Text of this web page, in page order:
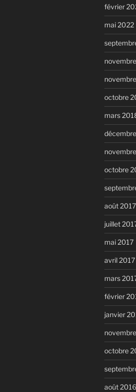
février
mai 2022
octobre
mars
octobre
août 2017
juillet
mai 2017
avril 2017
mars
février
janvier
octobre
août 2016